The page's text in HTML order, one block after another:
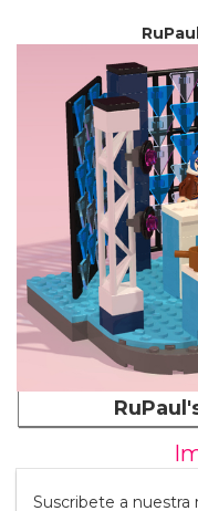
Suscribete a nuestra